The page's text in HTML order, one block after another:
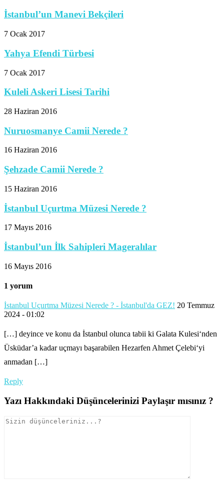
İstanbul’un Manevi Bekçileri
7 Ocak 2017
Yahya Efendi Türbesi
7 Ocak 2017
Kuleli Askeri Lisesi Tarihi
28 Haziran 2016
Nuruosmanye Camii Nerede ?
16 Haziran 2016
Şehzade Camii Nerede ?
15 Haziran 2016
İstanbul Uçurtma Müzesi Nerede ?
17 Mayıs 2016
İstanbul’un İlk Sahipleri Mageralılar
16 Mayıs 2016
1 yorum
İstanbul Uçurtma Müzesi Nerede ? - İstanbul'da GEZ! 20 Temmuz
2024 - 01:02
[…] deyince ve konu da İstanbul olunca tabii ki Galata Kulesi‘nden
Üsküdar’a kadar uçmayı başarabilen Hezarfen Ahmet Çelebi‘yi
anmadan […]
Reply
Yazı Hakkındaki Düşüncelerinizi Paylaşır mısınız ?